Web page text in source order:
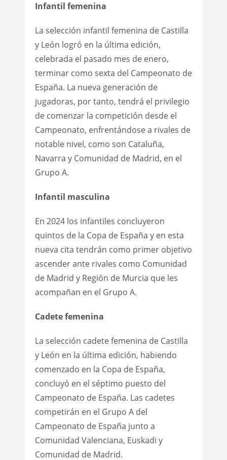
Infantil femenina
La selección infantil femenina de Castilla
y León logró en la última edición,
celebrada el pasado mes de enero,
terminar como sexta del Campeonato de
España. La nueva generación de
jugadoras, por tanto, tendrá el privilegio
de comenzar la competición desde el
Campeonato, enfrentándose a rivales de
notable nivel, como son Cataluña,
Navarra y Comunidad de Madrid, en el
Grupo A.
Infantil masculina
En 2024 los infantiles concluyeron
quintos de la Copa de España y en esta
nueva cita tendrán como primer objetivo
ascender ante rivales como Comunidad
de Madrid y Región de Murcia que les
acompañan en el Grupo A.
Cadete femenina
La selección cadete femenina de Castilla
y León en la última edición, habiendo
comenzado en la Copa de España,
concluyó en el séptimo puesto del
Campeonato de España. Las cadetes
competirán en el Grupo A del
Campeonato de España junto a
Comunidad Valenciana, Euskadi y
Comunidad de Madrid.